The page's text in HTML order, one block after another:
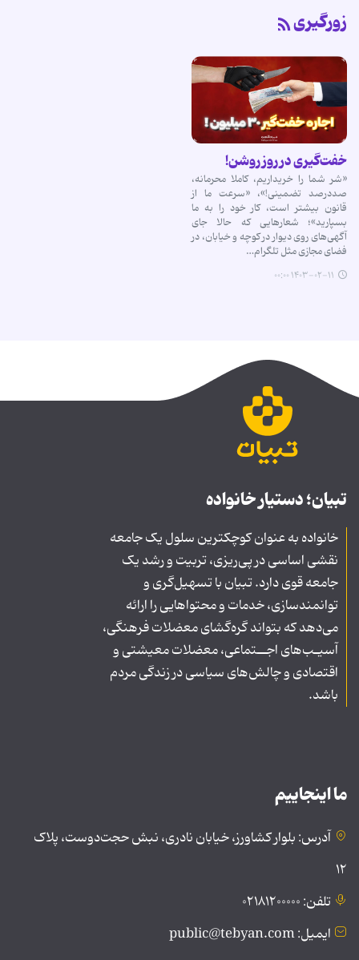
زورگیری
خفت‌گیری در روز روشن!
«شر شما را خریداریم، کاملا محرمانه،
صددرصد تضمینی!»، «سرعت ما از
قانون بیشتر است، کار خود را به ما
بسپارید»؛ شعارهایی که حالا جای
آگهی‌های روی دیوار در کوچه و خیابان، در
فضای مجازی مثل تلگرام…
۱۴۰۳-۰۲-۱۱ ۰۰:۰۰
تبیان؛ دستیار خانواده
خانواده به عنوان کوچکترین سلول یک جامعه
نقشی اساسی در پی‌ریزی، تربیت و رشد یک
جامعه قوی دارد. تبیان با تسهیل‌گری و
توانمندسازی، خدمات و محتواهایی را ارائه
می‌دهد که بتواند گره‌گشای معضلات فرهنگی،
آسیـب‌های اجــتماعی، معضلات معیشتی و
اقتصادی و چالش‌های سیاسی در زندگی مردم
باشد.
ما اینجاییم
آدرس: بلوار کشاورز، خیابان نادری، نبش حجت‌دوست، پلاک
۱۲
تلفن: ۰۲۱۸۱۲۰۰۰۰۰
ایمیل: public@tebyan.com